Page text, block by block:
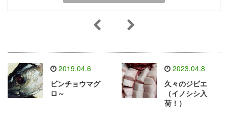
2019.04.6
ビンチョウマグ
ロ～
2023.04.8
久々のジビエ
（イノシシ入
荷！）